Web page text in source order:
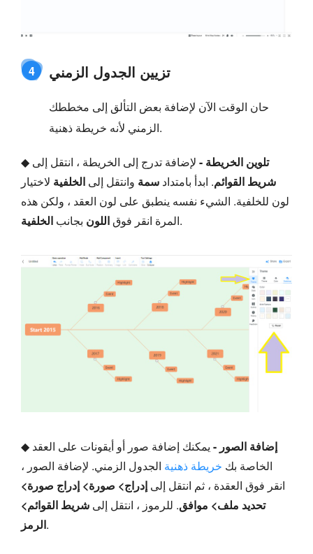
4 تزيين الجدول الزمني
حان الوقت الآن لإضافة بعض التألق إلى مخططك
الزمني لأنه خريطة ذهنية.
◆ تلوين الخريطة - لإضافة تدرج إلى الخريطة ، انتقل إلى
شريط القوائم. ابدأ بامتداد سمة وانتقل إلى الخلفية لاختيار
لون للخلفية. الشيء نفسه ينطبق على لون العقد ، ولكن هذه
المرة انقر فوقاللون بجانب الخلفية .
◆ إضافة الصور - يمكنك إضافة صور أو أيقونات على العقد
الخاصة بك خريطة ذهنية الجدول الزمني. لإضافة الصور ،
انقر فوق العقدة ، ثم انتقل إلى إدراج> صورة> إدراج صورة>
تحديد ملف> موافق. للرموز ، انتقل إلى شريط القوائم>
الرمز.